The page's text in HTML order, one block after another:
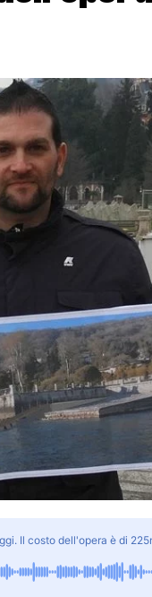
Il costo dell'opera è di